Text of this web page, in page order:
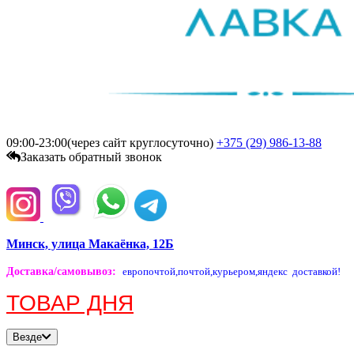
09:00-23:00(через сайт круглосуточно) +375 (29) 986-13-88
Заказать обратный звонок
Минск, улица Макаёнка, 12Б
Доставка/самовывоз: европочтой,почтой,курьером,яндекс доставкой!
ТОВАР ДНЯ
Везде